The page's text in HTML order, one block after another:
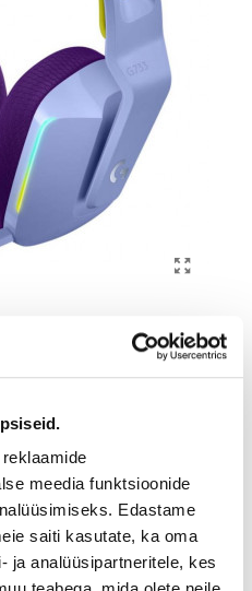
meedia funktsioonide
Edastame
saiti kasutate, ka oma
ja analüüsipartneritele, kes
GAMING
000890